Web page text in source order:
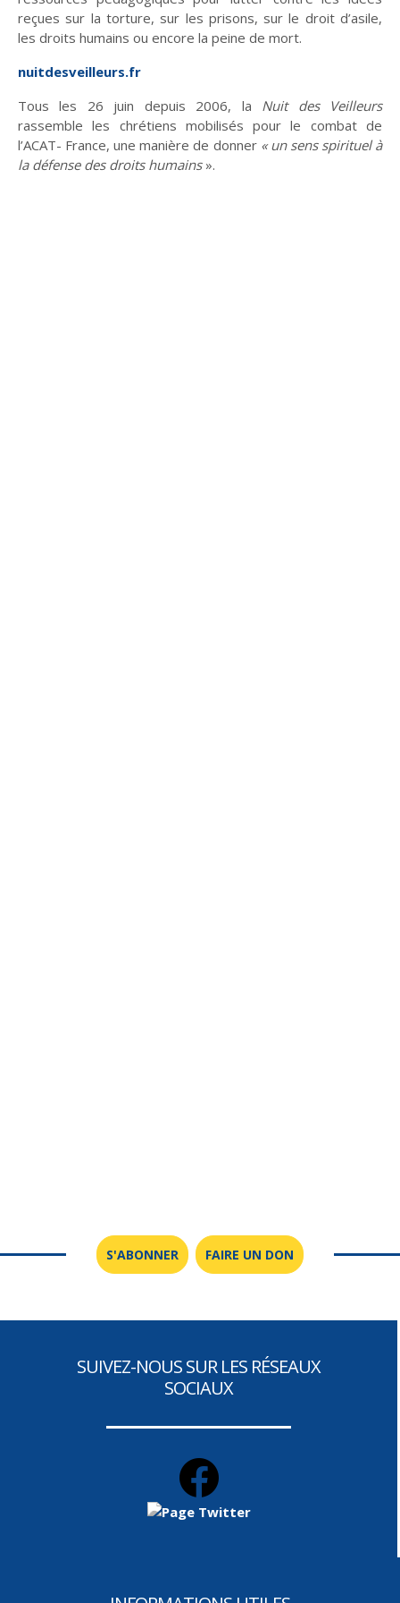
reçues sur la torture, sur les prisons, sur le droit d’asile,
les droits humains ou encore la peine de mort.
nuitdesveilleurs.fr
Tous les 26 juin depuis 2006, la Nuit des Veilleurs
rassemble les chrétiens mobilisés pour le combat de
l’ACAT- France, une manière de donner « un sens spirituel à
la défense des droits humains ».
S'ABONNER FAIRE UN DON
SUIVEZ-NOUS SUR LES RÉSEAUX
SOCIAUX